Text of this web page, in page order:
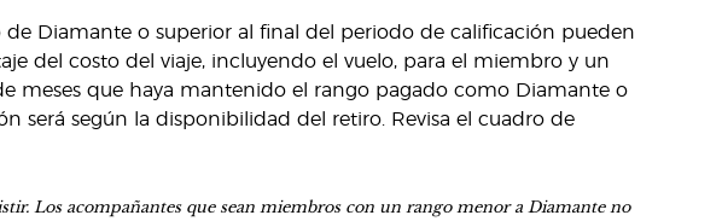
Diamante o superior al final del periodo de calificación pueden
del costo del viaje, incluyendo el vuelo, para el miembro y un
meses que haya mantenido el rango pagado como Diamante o
será según la disponibilidad del retiro. Revisa el cuadro de
Los acompañantes que sean miembros con un rango menor a Diamante no